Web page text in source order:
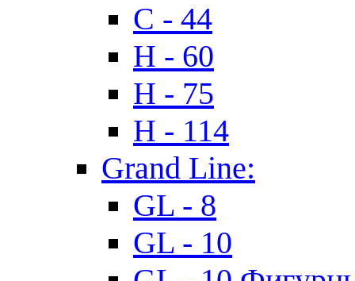
C - 44
H - 60
H - 75
H - 114
Grand Line:
GL - 8
GL - 10